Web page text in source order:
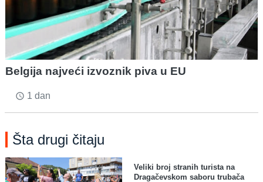
Belgija najveći izvoznik piva u EU
access_time 1 dan
Šta drugi čitaju
Veliki broj stranih turista na
Dragačevskom saboru trubača